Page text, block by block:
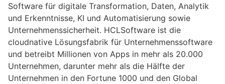
Software für digitale Transformation, Daten, Analytik
und Erkenntnisse, KI und Automatisierung sowie
Unternehmenssicherheit. HCLSoftware ist die
cloudnative Lösungsfabrik für Unternehmenssoftware
und betreibt Millionen von Apps in mehr als 20.000
Unternehmen, darunter mehr als die Hälfte der
Unternehmen in den Fortune 1000 und den Global